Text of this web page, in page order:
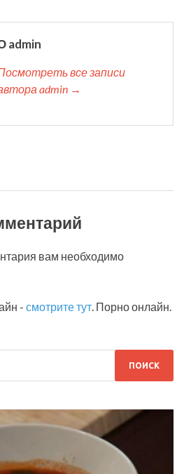
admin
все записи
admin →
вам необходимо
- смотрите тут. Порно онлайн.